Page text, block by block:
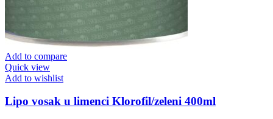
Add to compare
Quick view
Add to wishlist
Lipo vosak u limenci Klorofil/zeleni 400ml